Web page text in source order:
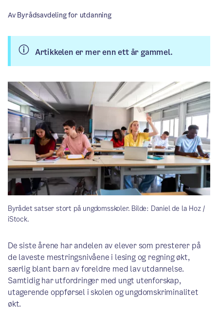
Av Byrådsavdeling for utdanning
Artikkelen er mer enn ett år gammel.
Byrådet satser stort på ungdomsskoler. Bilde: Daniel de la Hoz /
iStock.
De siste årene har andelen av elever som presterer på
de laveste mestringsnivåene i lesing og regning økt,
særlig blant barn av foreldre med lav utdannelse.
Samtidig har utfordringer med ungt utenforskap,
utagerende oppførsel i skolen og ungdomskriminalitet
økt.